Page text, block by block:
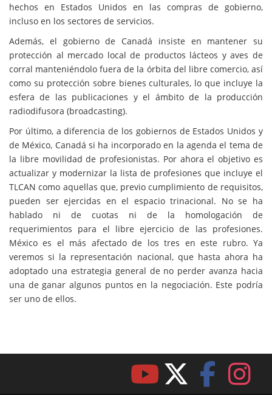
hechos en Estados Unidos en las compras de gobierno,
incluso en los sectores de servicios.
Además, el gobierno de Canadá insiste en mantener su
protección al mercado local de productos lácteos y aves de
corral manteniéndolo fuera de la órbita del libre comercio, así
como su protección sobre bienes culturales, lo que incluye la
esfera de las publicaciones y el ámbito de la producción
radiodifusora (broadcasting).
Por último, a diferencia de los gobiernos de Estados Unidos y
de México, Canadá si ha incorporado en la agenda el tema de
la libre movilidad de profesionistas. Por ahora el objetivo es
actualizar y modernizar la lista de profesiones que incluye el
TLCAN como aquellas que, previo cumplimiento de requisitos,
pueden ser ejercidas en el espacio trinacional. No se ha
hablado ni de cuotas ni de la homologación de
requerimientos para el libre ejercicio de las profesiones.
México es el más afectado de los tres en este rubro. Ya
veremos si la representación nacional, que hasta ahora ha
adoptado una estrategia general de no perder avanza hacia
una de ganar algunos puntos en la negociación. Este podría
ser uno de ellos.